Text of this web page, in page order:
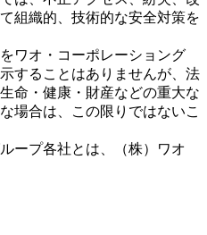
組織的、技術的な安全対策を
ワオ・コーポレーショング
することはありませんが、法
命・健康・財産などの重大な
場合は、この限りではないこ
ープ各社とは、（株）ワオ